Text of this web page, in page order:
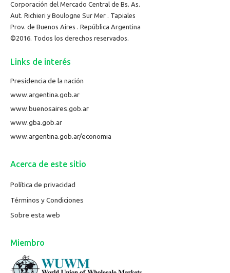
Corporación del Mercado Central de Bs. As.
Aut. Richieri y Boulogne Sur Mer . Tapiales
Prov. de Buenos Aires . República Argentina
©2016. Todos los derechos reservados.
Links de interés
Presidencia de la nación
www.argentina.gob.ar
www.buenosaires.gob.ar
www.gba.gob.ar
www.argentina.gob.ar/economia
Acerca de este sitio
Política de privacidad
Términos y Condiciones
Sobre esta web
Miembro